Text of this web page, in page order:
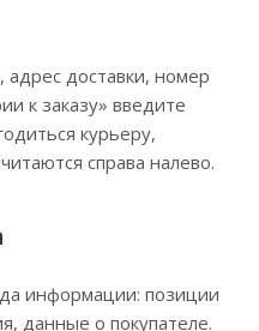
доставки, номер
к заказу» введите
курьеру,
справа налево.
информации: позиции
данные о покупателе.